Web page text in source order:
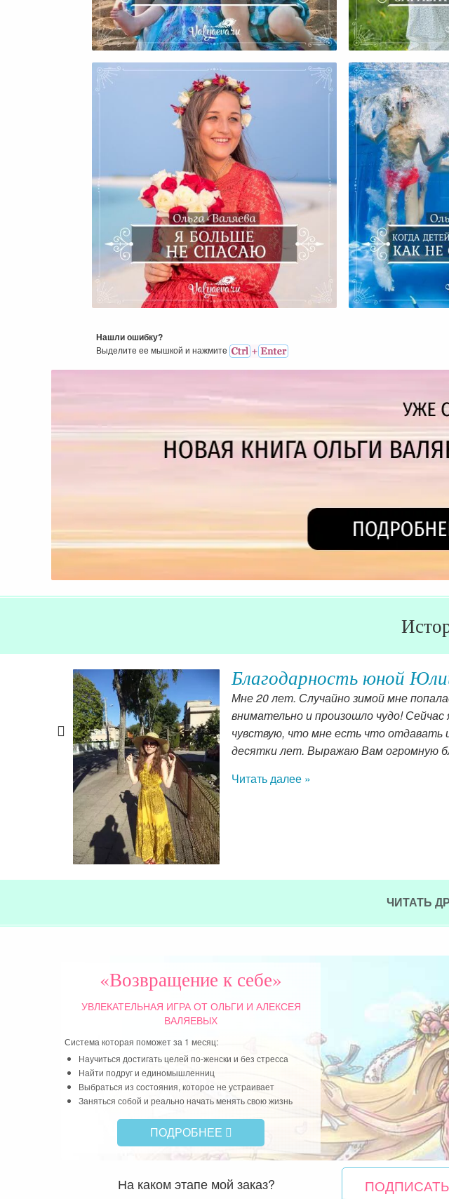
Тебя Ждет Новый Мир
Я Больше Не Спасаю
Когда
Больше,
Нашли ошибку?
Выделите ее мышкой и нажмитe
Благодарность юной
Мне 20 лет. Случайно зимой мне
внимательно и произошло чудо!
чувствую, что мне есть что отдавать
десятки лет. Выражаю Вам огромную
Читать далее »
ЧИТАТЬ
«Возвращение к себе»
УВЛЕКАТЕЛЬНАЯ ИГРАОТ ОЛЬГИ И АЛЕКСЕЯ
ВАЛЯЕВЫХ
Система которая поможет за 1 месяц:
Научиться достигать целей по-женски и без стресса
Найти подруг и единомышленниц
Выбраться из состояния, которое не устраивает
Заняться собой и реально начать менять свою жизнь
ПОДРОБНЕЕ
На каком этапе мой заказ?